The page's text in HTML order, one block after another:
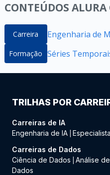
CONTEÚDOS
Carreira Engenharia de
Formação Séries
TRILHAS POR
Carreiras de IA
Engenharia de IA
Carreiras de Dados
Ciência de Dados
Análise
Dados